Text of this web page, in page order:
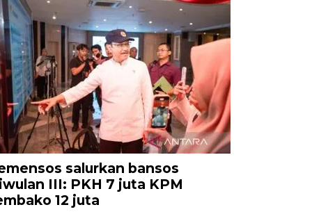
salurkan bansos
III: PKH 7 juta KPM
12 juta